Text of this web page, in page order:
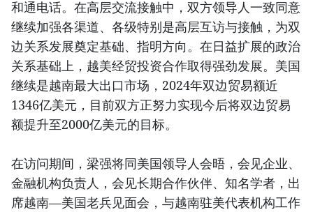
和通电话。在高层交流接触中，双方领导人一致同意
继续加强各渠道、各级特别是高层互访与接触，为双
边关系发展奠定基础、指明方向。在日益扩展的政治
关系基础上，越美经贸投资合作取得强劲发展。美国
继续是越南最大出口市场，2024年双边贸易额近
1346亿美元，目前双方正努力实现今后将双边贸易
额提升至2000亿美元的目标。
在访问期间，梁强将同美国领导人会晤，会见企业、
金融机构负责人，会见长期合作伙伴、知名学者，出
席越南—美国老兵见面会，与越南驻美代表机构工作